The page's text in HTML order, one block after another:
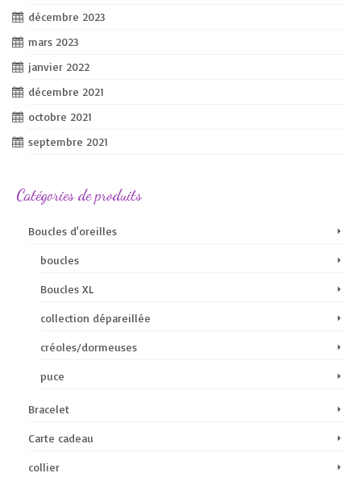
décembre 2023
mars 2023
janvier 2022
décembre 2021
octobre 2021
septembre 2021
Catégories de produits
Boucles d'oreilles
boucles
Boucles XL
collection dépareillée
créoles/dormeuses
puce
Bracelet
Carte cadeau
collier